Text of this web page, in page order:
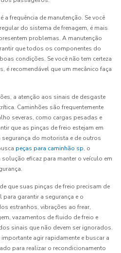
frequência de manutenção. Se você
do sistema de frenagem, é mais
problemas. A manutenção
que todos os componentes do
condições. Se você não tem certeza
é recomendável que um mecânico faça
a atenção aos sinais de desgaste
Caminhões são frequentemente
severas, como cargas pesadas e
que as pinças de freio estejam em
do motorista e de outros
peças para caminhão sp, o
eficaz para manter o veículo em
que suas pinças de freio precisam de
garantir a segurança e o
estranhos, vibrações ao frear,
vazamentos de fluido de freio e
sinais que não devem ser ignorados.
agir rapidamente e buscar a
para realizar o recondicionamento